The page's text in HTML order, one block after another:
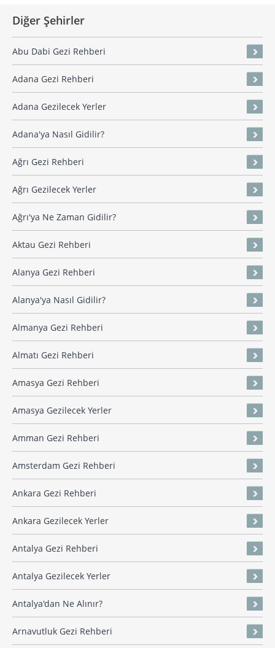
Diğer Şehirler
Abu Dabi Gezi Rehberi
Adana Gezi Rehberi
Adana Gezilecek Yerler
Adana'ya Nasıl Gidilir?
Ağrı Gezi Rehberi
Ağrı Gezilecek Yerler
Ağrı'ya Ne Zaman Gidilir?
Aktau Gezi Rehberi
Alanya Gezi Rehberi
Alanya'ya Nasıl Gidilir?
Almanya Gezi Rehberi
Almatı Gezi Rehberi
Amasya Gezi Rehberi
Amasya Gezilecek Yerler
Amman Gezi Rehberi
Amsterdam Gezi Rehberi
Ankara Gezi Rehberi
Ankara Gezilecek Yerler
Antalya Gezi Rehberi
Antalya Gezilecek Yerler
Antalya'dan Ne Alınır?
Arnavutluk Gezi Rehberi